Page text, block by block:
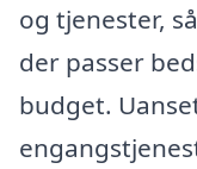
og tjenester,
der passer
budget.